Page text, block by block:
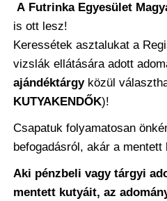
A Futrinka Egyesület
is ott lesz!
Keressétek asztalukat a
vizslák ellátására adott
ajándéktárgyközül
KUTYAKENDŐK)!
Csapatuk folyamatosan
befogadásról, akár a
Aki pénzbeli vagy tárgyi
mentett kutyáit, az